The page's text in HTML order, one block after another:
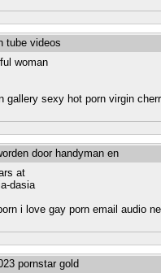
tube videos
woman
sexy hot porn virgin
door handyman en
at
dasia
i love gay porn email audio
pornstar gold